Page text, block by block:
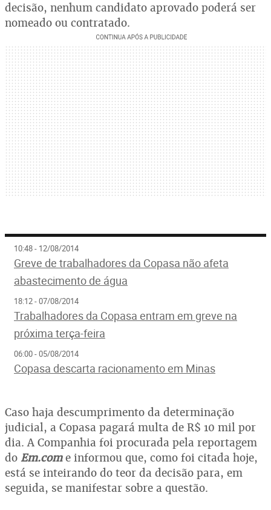
decisão, nenhum candidato aprovado poderá ser
nomeado ou contratado.
10:48 - 12/08/2014
Greve de trabalhadores da Copasa não afeta
abastecimento de água
18:12 - 07/08/2014
Trabalhadores da Copasa entram em greve na
próxima terça-feira
06:00 - 05/08/2014
Copasa descarta racionamento em Minas
Caso haja descumprimento da determinação
judicial, a Copasa pagará multa de R$ 10 mil por
dia. A Companhia foi procurada pela reportagem
do Em.come informou que, como foi citada hoje,
está se inteirando do teor da decisão para, em
seguida, se manifestar sobre a questão.